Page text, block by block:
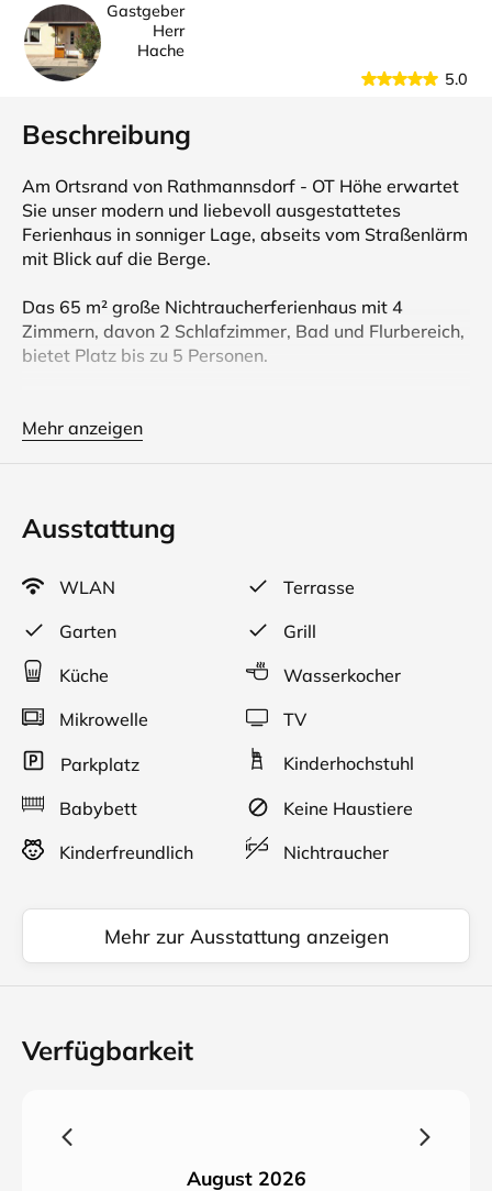
Gastgeber
Herr
Hache
5.0
Beschreibung
Am Ortsrand von Rathmannsdorf - OT Höhe erwartet
Sie unser modern und liebevoll ausgestattetes
Ferienhaus in sonniger Lage, abseits vom Straßenlärm
mit Blick auf die Berge.
Das 65 m² große Nichtraucherferienhaus mit 4
Zimmern, davon 2 Schlafzimmer, Bad und Flurbereich,
bietet Platz bis zu 5 Personen.
Jalousien ausgestattet.
Sonnenliegen, Kinderschaukel, Tischtennisplatte,
Unterstellmöglichkeit für Fahr und Motorräder, sowie 2
PKW Stellplätze auf eigenen Grundstück. Vermietung
ganzjährig. Haustiere sind nicht gestattet.
Wohnzimmer mit Polstermöbeln, Flachbildfernseher,
Radio/CD, Bücher und Spiele, W-LAN, Teppichboden.
Mehr anzeigen
Ausstattung
WLAN
Terrasse
Garten
Grill
Küche
Wasserkocher
Mikrowelle
TV
Parkplatz Kinderhochstuhl
Babybett
Keine Haustiere
Kinderfreundlich
Nichtraucher
Mehr zur Ausstattung anzeigen
Verfügbarkeit
August 2026